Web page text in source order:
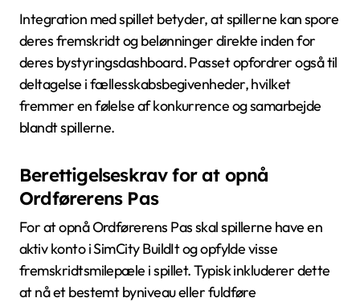
Integration med spillet betyder, at spillerne kan spore
deres fremskridt og belønninger direkte inden for
deres bystyringsdashboard. Passet opfordrer også til
deltagelse i fællesskabsbegivenheder, hvilket
fremmer en følelse af konkurrence og samarbejde
blandt spillerne.
Berettigelseskrav for at opnå
Ordførerens Pas
For at opnå Ordførerens Pas skal spillerne have en
aktiv konto i SimCity BuildIt og opfylde visse
fremskridtsmilepæle i spillet. Typisk inkluderer dette
at nå et bestemt byniveau eller fuldføre